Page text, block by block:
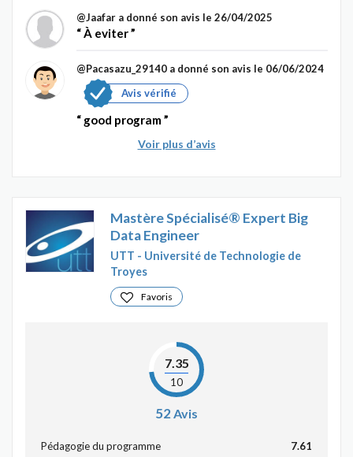
@Jaafar a donné son avis le 26/04/2025
À eviter
@Pacasazu_29140 a donné son avis le 06/06/2024
Avis vérifié
good program
Voir plus d’avis
Mastère Spécialisé® Expert Big
Data Engineer
UTT - Université de Technologie de
Troyes
Favoris
7.35
10
52Avis
Pédagogie du programme 7.61